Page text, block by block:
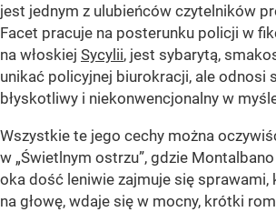
jest jednym z ulubieńców czytelników
Facet pracuje na posterunku policji w
na włoskiej Sycylii, jest sybarytą,
unikać policyjnej biurokracji, ale odnosi
błyskotliwy i niekonwencjonalny w
Wszystkie te jego cechy można
w „Świetlnym ostrzu”, gdzie
oka dość leniwie zajmuje się sprawami,
na głowę, wdaje się w mocny, krótki